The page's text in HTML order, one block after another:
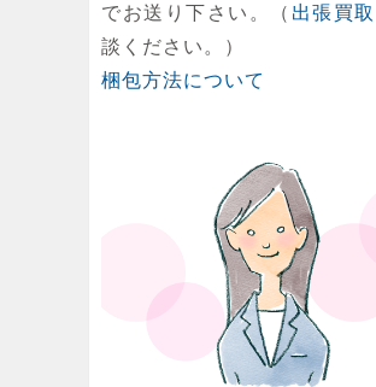
でお送り下さい。（ 出張買取
談ください。）
梱包方法について